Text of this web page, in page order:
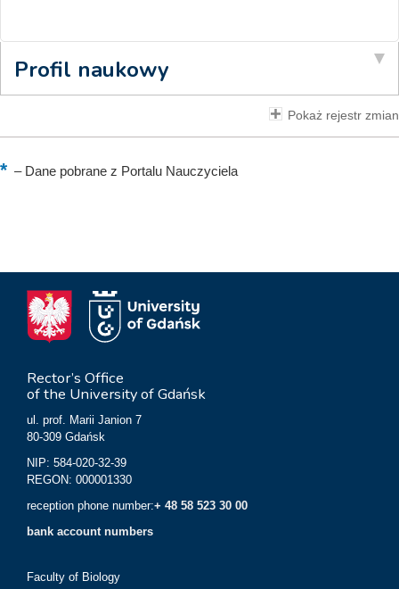
Profil naukowy
Pokaż rejestr zmian
–Dane pobrane z Portalu Nauczyciela
Rector’s Office
of the University of Gdańsk
ul. prof. Marii Janion 7
80-309 Gdańsk
NIP: 584-020-32-39
REGON: 000001330
reception phone number:+ 48 58 523 30 00
bank account numbers
Faculty of Biology